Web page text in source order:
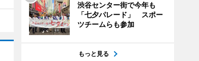
渋谷センター街で今年も
「七夕パレード」 スポー
ツチームらも参加
もっと見る